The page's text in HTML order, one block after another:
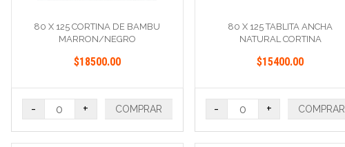
80 X 125 CORTINA DE BAMBU
MARRON/NEGRO
$18500.00
- + COMPRAR
80 X 125 TABLITA ANCHA
NATURAL CORTINA
$15400.00
- + COMPRAR